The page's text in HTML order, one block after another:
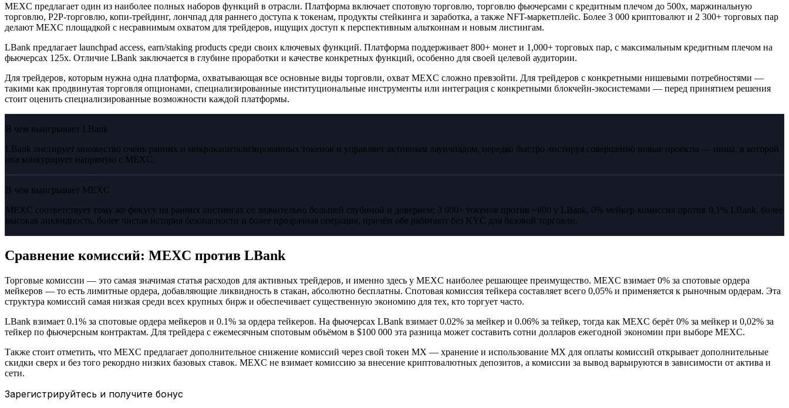
MEXC предлагает один из наиболее полных наборов функций в отрасли. Платформа включает спотовую торговлю, торговлю фьючерсами с кредитным плечом до 500x, маржинальную
торговлю, P2P-торговлю, копи-трейдинг, лончпад для раннего доступа к токенам, продукты стейкинга и заработка, а также NFT-маркетплейс. Более 3 000 криптовалют и 2 300+ торговых пар
делают MEXC площадкой с несравнимым охватом для трейдеров, ищущих доступ к перспективным альткоинам и новым листингам.
LBank предлагает launchpad access, earn/staking products среди своих ключевых функций. Платформа поддерживает 800+ монет и 1,000+ торговых пар, с максимальным кредитным плечом на
фьючерсах 125x. Отличие LBank заключается в глубине проработки и качестве конкретных функций, особенно для своей целевой аудитории.
Для трейдеров, которым нужна одна платформа, охватывающая все основные виды торговли, охват MEXC сложно превзойти. Для трейдеров с конкретными нишевыми потребностями —
такими как продвинутая торговля опционами, специализированные институциональные инструменты или интеграция с конкретными блокчейн-экосистемами — перед принятием решения
стоит оценить специализированные возможности каждой платформы.
В чём выигрывает LBank
LBank листирует множество очень ранних и микрокапитализированных токенов и управляет активным лаунчпадом, нередко быстро листируя совершенно новые проекты — ниша, в которой
она конкурирует напрямую с MEXC.
В чём выигрывает MEXC
MEXC соответствует тому же фокусу на ранних листингах со значительно большей глубиной и доверием: 3 000+ токенов против ~800 у LBank, 0% мейкер-комиссия против 0,1% LBank, более
высокая ликвидность, более чистая история безопасности и более прозрачная операция, причём обе работают без KYC для базовой торговли.
Сравнение комиссий: MEXC против LBank
Торговые комиссии — это самая значимая статья расходов для активных трейдеров, и именно здесь у MEXC наиболее решающее преимущество. MEXC взимает 0% за спотовые ордера
мейкеров — то есть лимитные ордера, добавляющие ликвидность в стакан, абсолютно бесплатны. Спотовая комиссия тейкера составляет всего 0,05% и применяется к рыночным ордерам. Эта
структура комиссий самая низкая среди всех крупных бирж и обеспечивает существенную экономию для тех, кто торгует часто.
LBank взимает 0.1% за спотовые ордера мейкеров и 0.1% за ордера тейкеров. На фьючерсах LBank взимает 0.02% за мейкер и 0.06% за тейкер, тогда как MEXC берёт 0% за мейкер и 0,02% за
тейкер по фьючерсным контрактам. Для трейдера с ежемесячным спотовым объёмом в $100 000 эта разница может составить сотни долларов ежегодной экономии при выборе MEXC.
Также стоит отметить, что MEXC предлагает дополнительное снижение комиссий через свой токен MX — хранение и использование MX для оплаты комиссий открывает дополнительные
скидки сверх и без того рекордно низких базовых ставок. MEXC не взимает комиссию за внесение криптовалютных депозитов, а комиссии за вывод варьируются в зависимости от актива и
сети.
Зарегистрируйтесь и получите бонус